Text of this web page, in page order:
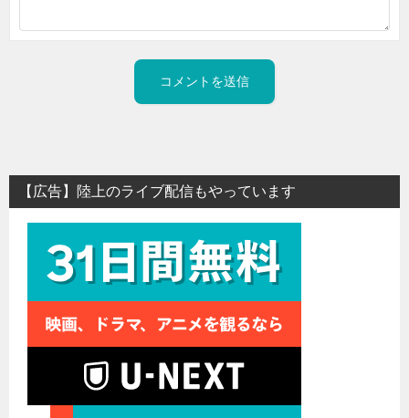
【広告】陸上のライブ配信もやっています